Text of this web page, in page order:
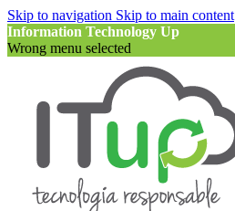
Skip to navigation Skip to main content
Information Technology Up
Wrong menu selected